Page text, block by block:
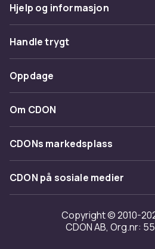
Hjelp og informasjon
Vanlige spørsmål
Spor pakke
Angre & returner her
Kontakt oss
Handle trygt
Betaling
Levering
Tilbakekallinger
Oppdage
Kategorier
Varemerker
Om CDON
Om oss
Kundeanmeldelser
Jobbe på CDON
Investor relations
Tilgjengelighet
CDONs markedsplass
Merchant Help Center
CDON på sosiale medier
Copyright © 2010-
CDON AB, Org.nr: